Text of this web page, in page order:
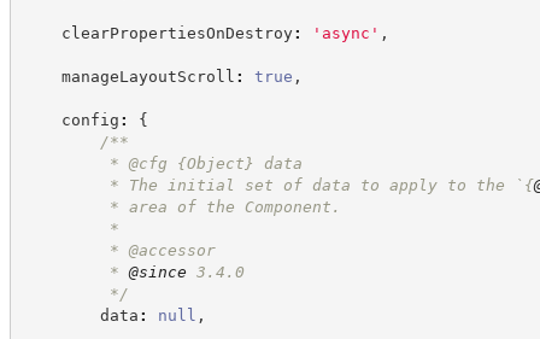
clearPropertiesOnDestroy: ' async ' ,
manageLayoutScroll : true ,
config :
{
/**
* @cfg {Object}
data
* The initial set of data to apply to the ` {
* area of the Component.
*
* @accessor
* @since 3.4.0
*/
data : null ,